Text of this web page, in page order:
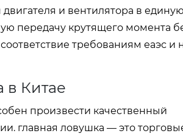
и вентилятора в
передачу крутящего момента
требованиям еаэс и
в Китае
произвести качественный
главная ловушка — это